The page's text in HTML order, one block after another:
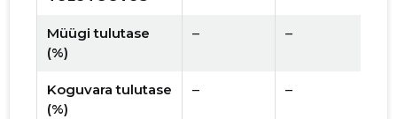
Müügi tulutase
(%)
– –
Koguvara tulutase
(%)
– –